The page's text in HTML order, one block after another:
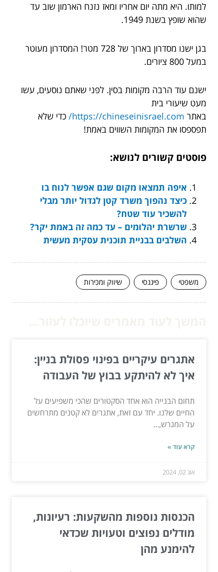
למותו. היא מתה יום אחריו ומאז נזנח הארמון שוב עד
שהוא שופץ בשנת 1949.
בגן ישנו מסדרון בארוך של 728 מטר! המסדרון מעוטר
במעל 800 ציורים.
ישנם עוד הרבה מקומות בסין. לפני שאתם נוסעים, עשו
מעט שיעורי בית
באתר
כדי שלא
תפספסו את המקומות השווים באמת!
פוסטים קשורים לנושא:
איפה תמצאו מקום שגם אפשר לנוח בו
כיצד נהפוך משרד קטן לגדול יותר מבלי
להשכיר עוד שטח?
שרשרת יהלומים – עד כמה זה באמת יקר?
השלבים בבניית תוכנית עסקית מעשית
משפטי פיננסי שיווק ומכירות
אתגרים עיקריים בפינוי פסולת בניין:
איך לא להיתקע בבוץ של העבודה
תחום הבנייה הוא אחד הסקטורים שהכי משפיעים על
החיים שלנו. יחד עם זאת, אתגרים לא קטנים מתרחשים
על המגרש,...
קרא עוד »
אוג 02, 2024
הכנסות נוספות מהשקעות: רעיונות,
מודלים נפוצים וטעויות שכדאי
להימנע מהן